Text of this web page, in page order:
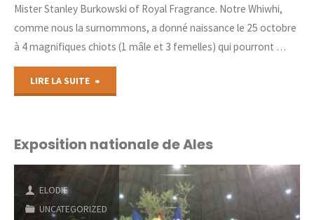
Mister Stanley Burkowski of Royal Fragrance. Notre Whiwhi,
comme nous la surnommons, a donné naissance le 25 octobre
à 4 magnifiques chiots (1 mâle et 3 femelles) qui pourront …
LIRE LA SUITE
bébés
!"
Exposition nationale de Ales
ELODIE
UNCATEGORIZED